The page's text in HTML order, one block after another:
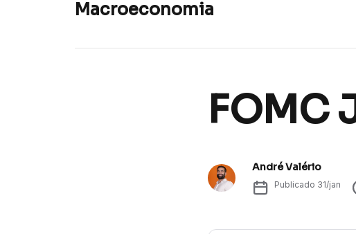
Macroeconomia
FOMC
André Valério
Publicado 31/jan